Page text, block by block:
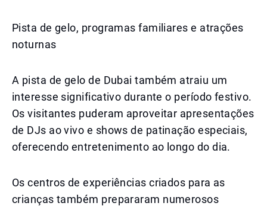
Pista de gelo, programas familiares e atrações
noturnas
A pista de gelo de Dubai também atraiu um
interesse significativo durante o período festivo.
Os visitantes puderam aproveitar apresentações
de DJs ao vivo e shows de patinação especiais,
oferecendo entretenimento ao longo do dia.
Os centros de experiências criados para as
crianças também prepararam numerosos